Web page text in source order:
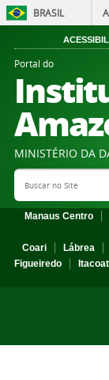
BRASIL
Portal do
MINISTÉRIO DA
Search Site
Manaus Centro
Coari
Lábrea
Figueiredo